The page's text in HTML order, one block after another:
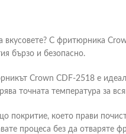
вкусовете? С фритюрника
бързо и безопасно.
Crown CDF-2518 е
точната температура за
покритие, което прави
процеса без да отваряте